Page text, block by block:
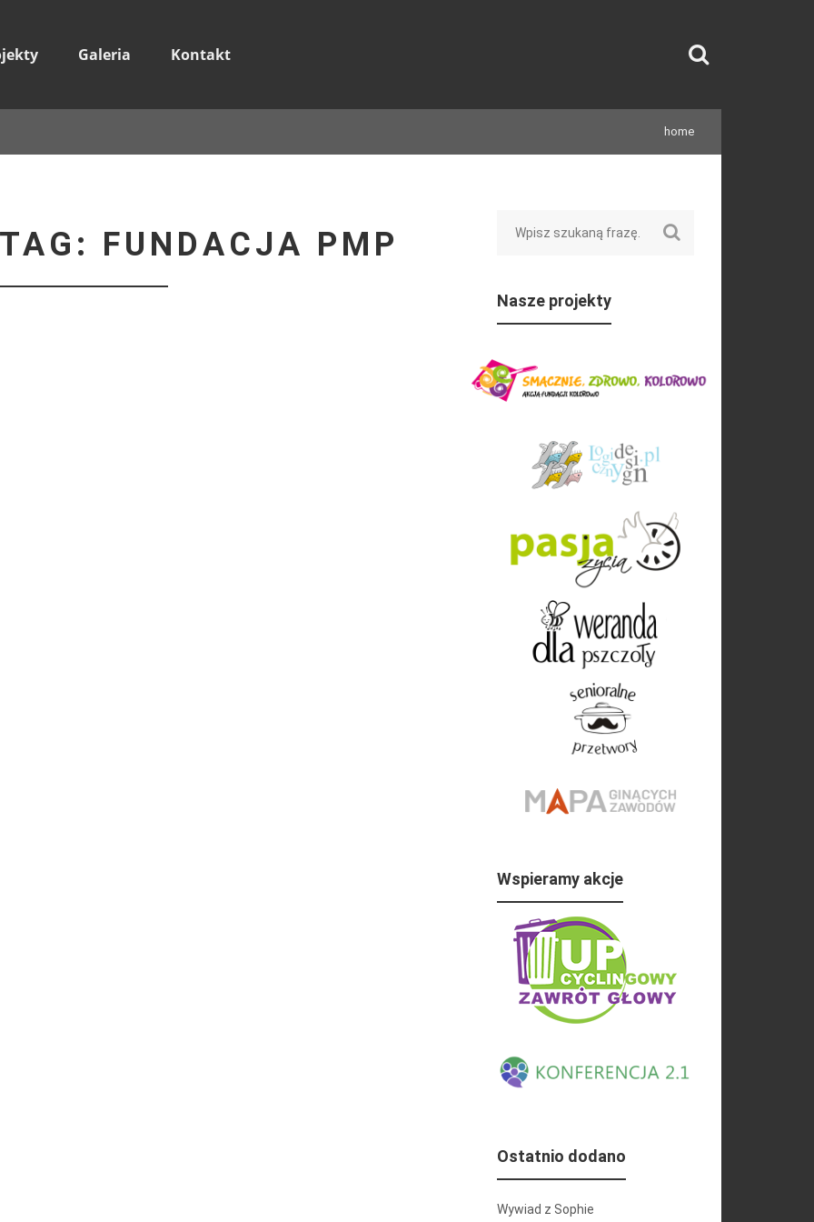
Galeria Kontakt
home
FUNDACJA PMP
Nasze projekty
Wspieramy akcje
Ostatnio dodano
Wywiad z Sophie